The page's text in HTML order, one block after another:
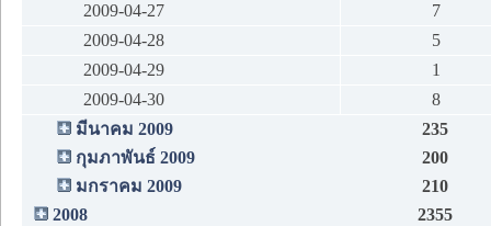
2009-04-27
7
2009-04-28
5
2009-04-29
1
2009-04-30
8
มีนาคม 2009
235
กุมภาพันธ์ 2009
200
มกราคม 2009
210
2008
2355